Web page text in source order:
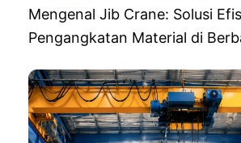
Mengenal Jib Crane: Solusi
Pengangkatan Material di